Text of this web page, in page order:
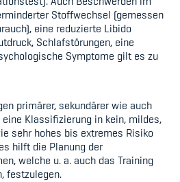
Stoffwechsel (gemessen
eine reduzierte Libido
Schlafstörungen, eine
Symptome gilt es zu
primärer, sekundärer wie auch
Klassifizierung in kein, mildes,
sehr hohes bis extremes Risiko
hilft die Planung der
welche u. a. auch das Training
festzulegen.